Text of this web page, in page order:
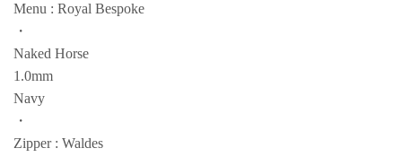
Menu : Royal Bespoke
・
Naked Horse
1.0mm
Navy
・
Zipper : Waldes